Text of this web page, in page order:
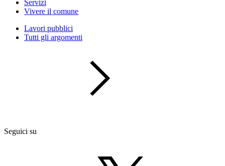
Servizi
Vivere il comune
Lavori pubblici
Tutti gli argomenti
Seguici su